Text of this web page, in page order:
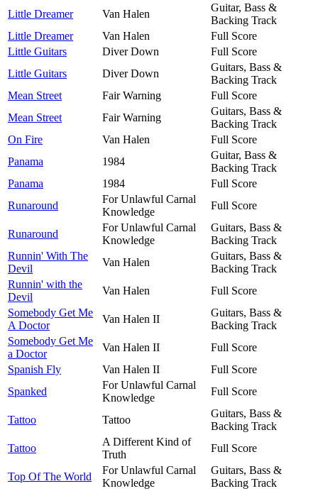
Little Dreamer
Van Halen
Guitar, Bass &
Backing Track
Little Dreamer
Van Halen
Full Score
Little Guitars
Diver Down
Full Score
Little Guitars
Diver Down
Guitars, Bass &
Backing Track
Mean Street
Fair Warning
Full Score
Mean Street
Fair Warning
Guitars, Bass &
Backing Track
On Fire
Van Halen
Full Score
Panama
1984
Guitar, Bass &
Backing Track
Panama
1984
Full Score
Runaround
For Unlawful Carnal
Knowledge
Full Score
Runaround
For Unlawful Carnal
Knowledge
Guitars, Bass &
Backing Track
Runnin' With The
Devil
Van Halen
Guitars, Bass &
Backing Track
Runnin' with the
Devil
Van Halen
Full Score
Somebody Get Me
A Doctor
Van Halen II
Guitars, Bass &
Backing Track
Somebody Get Me
a Doctor
Van Halen II
Full Score
Spanish Fly
Van Halen II
Full Score
Spanked
For Unlawful Carnal
Knowledge
Full Score
Tattoo Tattoo
Guitars, Bass &
Backing Track
Tattoo
A Different Kind of
Truth
Full Score
Top Of The World
For Unlawful Carnal
Knowledge
Guitars, Bass &
Backing Track